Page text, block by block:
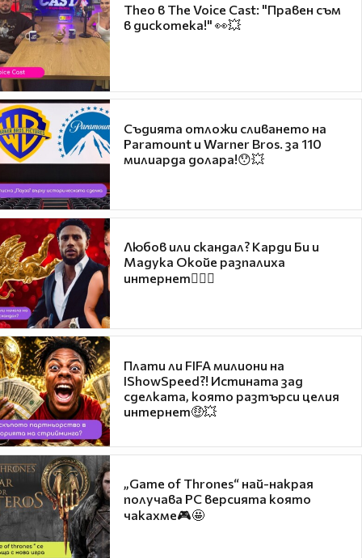
Theo в The Voice Cast: "Правен съм
в дискотека!" 👀💥
Съдията отложи сливането на
Paramount и Warner Bros. за 110
милиарда долара!😯💥
Любов или скандал? Карди Би и
Мадука Окойе разпалиха
интернет❤️‍🔥🔥
Плати ли FIFA милиони на
IShowSpeed?! Истината зад
сделката, която разтърси целия
интернет🤑💥
„Game of Thrones“ най-накрая
получава PC версията която
чакахме🎮🤩